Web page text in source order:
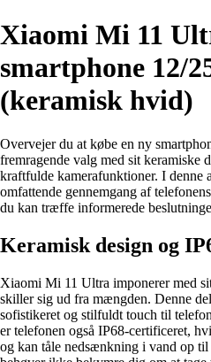
Xiaomi Mi 11
smartphone 12/
(keramisk hvid)
Overvejer du at købe en ny
fremragende valg med sit keramiske
kraftfulde kamerafunktioner. I denne
omfattende gennemgang af
du kan træffe informerede
Keramisk design og
Xiaomi Mi 11 Ultra imponerer med
skiller sig ud fra mængden. Denne
sofistikeret og stilfuldt touch til
er telefonen også IP68-certificeret,
og kan tåle nedsænkning i vand op